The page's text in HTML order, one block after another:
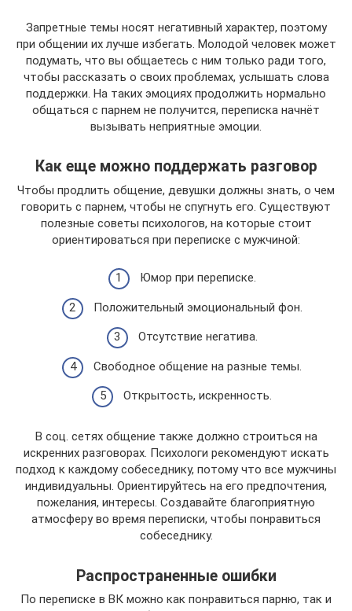
Запретные темы носят негативный характер, поэтому
при общении их лучше избегать. Молодой человек может
подумать, что вы общаетесь с ним только ради того,
чтобы рассказать о своих проблемах, услышать слова
поддержки. На таких эмоциях продолжить нормально
общаться с парнем не получится, переписка начнёт
вызывать неприятные эмоции.
Как еще можно поддержать разговор
Чтобы продлить общение, девушки должны знать, о чем
говорить с парнем, чтобы не спугнуть его. Существуют
полезные советы психологов, на которые стоит
ориентироваться при переписке с мужчиной:
Юмор при переписке.
Положительный эмоциональный фон.
Отсутствие негатива.
Свободное общение на разные темы.
Открытость, искренность.
В соц. сетях общение также должно строиться на
искренних разговорах. Психологи рекомендуют искать
подход к каждому собеседнику, потому что все мужчины
индивидуальны. Ориентируйтесь на его предпочтения,
пожелания, интересы. Создавайте благоприятную
атмосферу во время переписки, чтобы понравиться
собеседнику.
Распространенные ошибки
По переписке в ВК можно как понравиться парню, так и